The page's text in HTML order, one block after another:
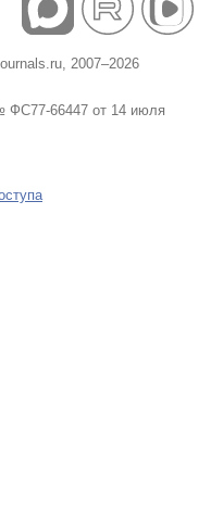
2007–2026
66447 от 14 июля